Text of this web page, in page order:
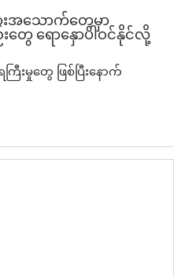
းအသောက်တွေမှာ
ေ ရောနှောပါဝင်နိုင်လို့
ြီးမှုတွေ ဖြစ်ပြီးနောက်